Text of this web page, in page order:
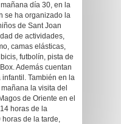
día 30, en la
se ha organizado la
de Sant Joan
de actividades,
camas elásticas,
futbolín, pista de
Además cuentan
También en la
la visita del
de Oriente en el
horas de la
de la tarde,